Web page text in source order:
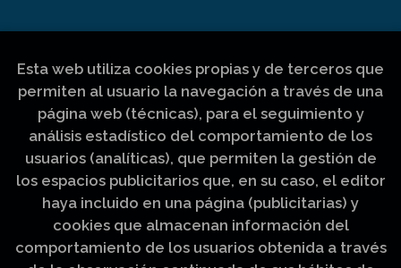
Esta web utiliza cookies propias y de terceros que
permiten al usuario la navegación a través de una
página web (técnicas), para el seguimiento y
análisis estadístico del comportamiento de los
usuarios (analíticas), que permiten la gestión de
los espacios publicitarios que, en su caso, el editor
haya incluido en una página (publicitarias) y
cookies que almacenan información del
comportamiento de los usuarios obtenida a través